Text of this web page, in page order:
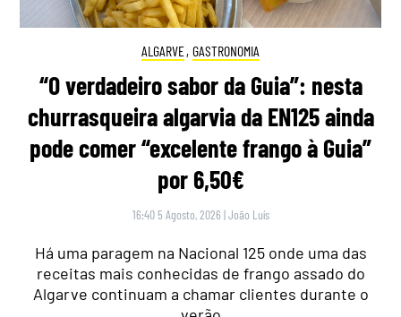
ALGARVE, GASTRONOMIA
“O verdadeiro sabor da Guia”: nesta
churrasqueira algarvia da EN125 ainda
pode comer “excelente frango à Guia”
por 6,50€
16:40 5 Agosto, 2026 |João Luís
Há uma paragem na Nacional 125 onde uma das
receitas mais conhecidas de frango assado do
Algarve continuam a chamar clientes durante o